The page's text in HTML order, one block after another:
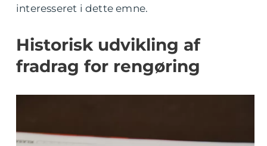
interesseret i dette emne.
Historisk udvikling af
fradrag for rengøring